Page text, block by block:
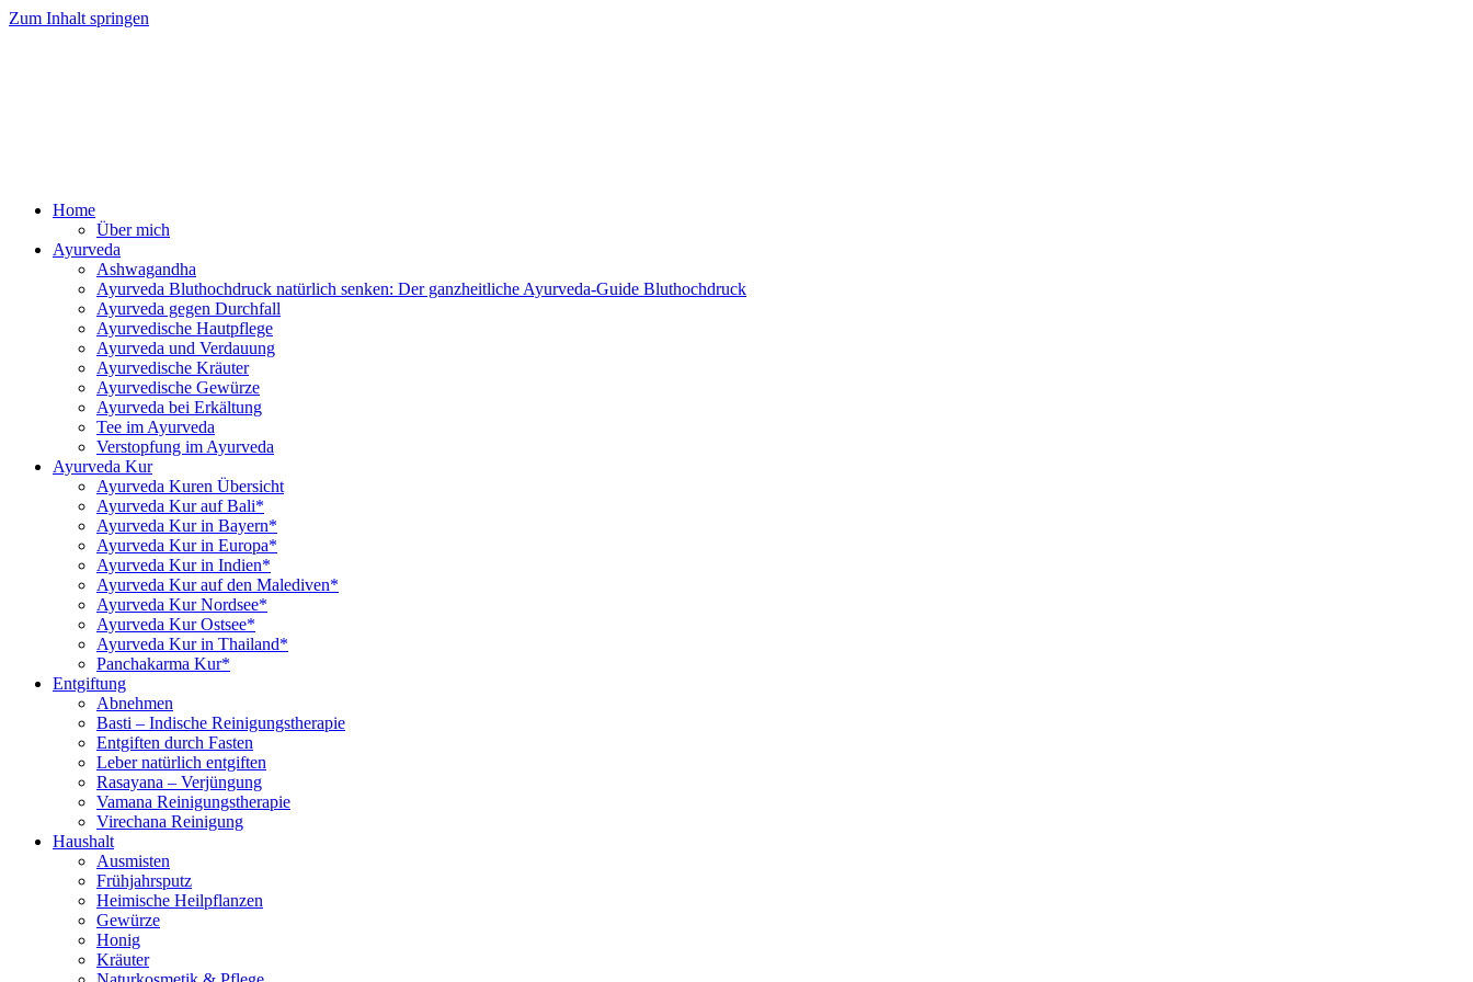
Zum Inhalt springen
Home
Über mich
Ayurveda
Ashwagandha
Ayurveda Bluthochdruck natürlich senken: Der ganzheitliche Ayurveda-Guide Bluthochdruck
Ayurveda gegen Durchfall
Ayurvedische Hautpflege
Ayurveda und Verdauung
Ayurvedische Kräuter
Ayurvedische Gewürze
Ayurveda bei Erkältung
Tee im Ayurveda
Verstopfung im Ayurveda
Ayurveda Kur
Ayurveda Kuren Übersicht
Ayurveda Kur auf Bali*
Ayurveda Kur in Bayern*
Ayurveda Kur in Europa*
Ayurveda Kur in Indien*
Ayurveda Kur auf den Malediven*
Ayurveda Kur Nordsee*
Ayurveda Kur Ostsee*
Ayurveda Kur in Thailand*
Panchakarma Kur*
Entgiftung
Abnehmen
Basti – Indische Reinigungstherapie
Entgiften durch Fasten
Leber natürlich entgiften
Rasayana – Verjüngung
Vamana Reinigungstherapie
Virechana Reinigung
Haushalt
Ausmisten
Frühjahrsputz
Heimische Heilpflanzen
Gewürze
Honig
Kräuter